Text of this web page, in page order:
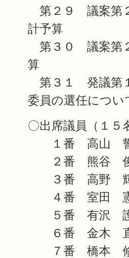
第２９ 議案第
計予
第３０ 議案第
第３１ 発議第
委員の選任につ
〇出席議員（１５
１番 高山
２番 熊谷
３番 高野
４番 室田
５番 有沢
６番 金木
７番 橋本